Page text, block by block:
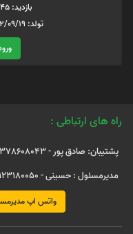
بازدید: 45 - کد متوفی: 6290883
تولد: 1332/09/19 فوت: 1382/07/03
راه های ارتباطی :
پشتیبان: صادق پور - 09378608043
مدیرمسئول : حسینی - 09123180050
واتس اپ